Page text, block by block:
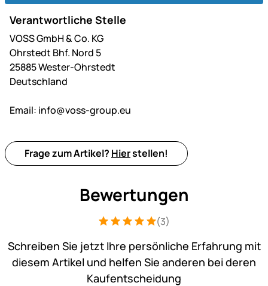
Verantwortliche Stelle
VOSS GmbH & Co. KG
Ohrstedt Bhf. Nord 5
25885 Wester-Ohrstedt
Deutschland
Email: info@voss-group.eu
Frage zum Artikel? Hierstellen!
Bewertungen
Bewertung: 5 von 5 (3 Bewertungen)
3 Bewertungen
(3)
Schreiben Sie jetzt Ihre persönliche Erfahrung mit
diesem Artikel und helfen Sie anderen bei deren
Kaufentscheidung